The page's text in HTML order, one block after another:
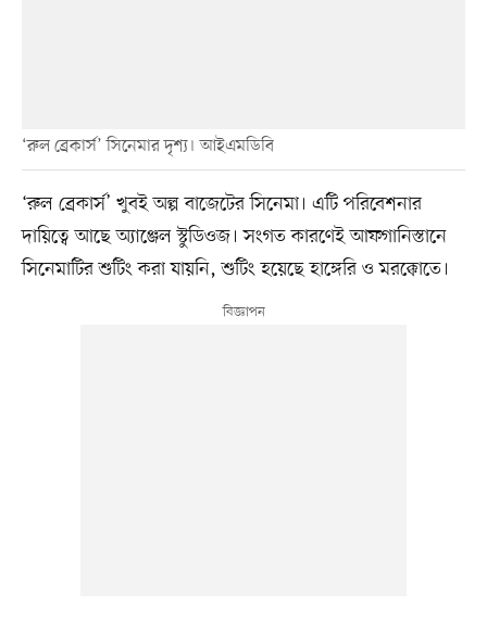
‘রুল ব্রেকার্স’ সিনেমার দৃশ্য। আইএমডিবি
‘রুল ব্রেকার্স’ খুবই অল্প বাজেটের সিনেমা। এটি পরিবেশনার
দায়িত্বে আছে অ্যাঞ্জেল স্টুডিওজ। সংগত কারণেই আফগানিস্তানে
সিনেমাটির শুটিং করা যায়নি, শুটিং হয়েছে হাঙ্গেরি ও মরক্কোতে।